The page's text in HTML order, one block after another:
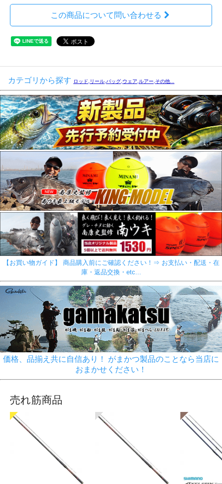
この商品について問い合わせる
カテゴリから探す ロッド,リール,バッグ,ウェア,ルアー,その他...
【お買い物ガイド】 商品購入前にご確認ください！⇒ お支払い・配送・在
庫・返品交換・etc...
価格、品揃え共に自信あり！ がまかつ製品のことなら当店に
おまかせください！
売れ筋商品